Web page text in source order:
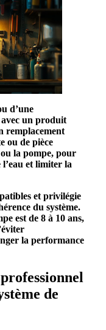
d’une
un produit
remplacement
ou de pièce
ou la pompe, pour
eau et limiter la
et privilégie
du système.
est de 8 à 10 ans,
la performance
de